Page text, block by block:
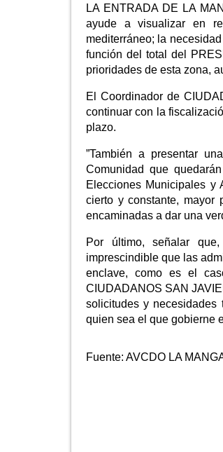
LA ENTRADA DE LA
ayude a visualizar en
mediterráneo; la
función del total del
prioridades de esta zona,
El Coordinador de
continuar con la
plazo.
”También a presentar
Comunidad que
Elecciones Municipales y
cierto y constante,
encaminadas a dar una
Por último, señalar
imprescindible que las
enclave, como es el
CIUDADANOS SAN
solicitudes y
quien sea el que gobierne
Fuente: AVCDO LA